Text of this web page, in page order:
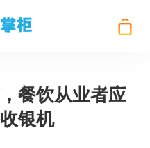
餐饮从业者应
银机